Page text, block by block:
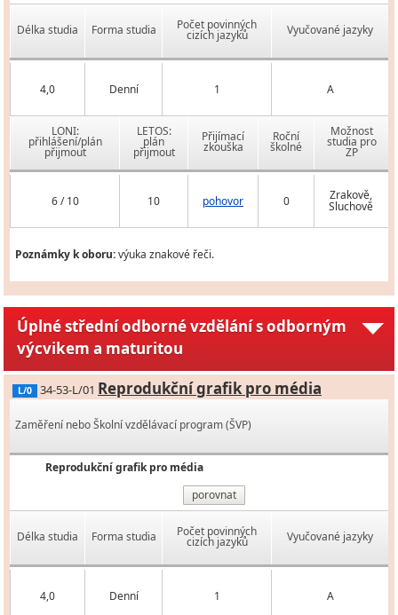
Délka studia Forma studia Počet povinných
cizích jazyků Vyučované jazyky
4,0 Denní 1 A
LONI:
přihlášení/plán
přijmout
LETOS:
plán
přijmout
Přijímací
zkouška
Roční
školné
Možnost
studia pro
ZP
6 / 10 10 pohovor 0 Zrakově,
Sluchově
Poznámky k oboru:výuka znakové řeči.
Úplné střední odborné vzdělání s odborným
výcvikem a maturitou
L/0 34-53-L/01 Reprodukční grafik pro média
Zaměření nebo Školní vzdělávací program (ŠVP)
Reprodukční grafik pro média
porovnat
Délka studia Forma studia Počet povinných
cizích jazyků Vyučované jazyky
4,0 Denní 1 A